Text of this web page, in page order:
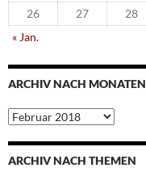
26
27
28
« Jan.
ARCHIV NACH MONATEN
Archiv
nach
Monaten
ARCHIV NACH THEMEN